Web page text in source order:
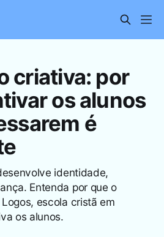
criativa: por
os alunos
é
identidade,
Entenda por que o
escola cristã em
os alunos.